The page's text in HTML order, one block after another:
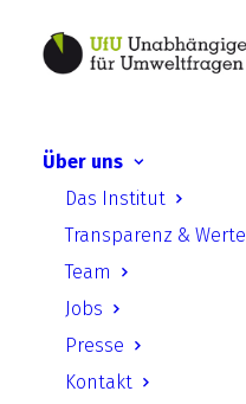
Über uns
Das Institut
Transparenz & Werte
Team
Jobs
Presse
Kontakt